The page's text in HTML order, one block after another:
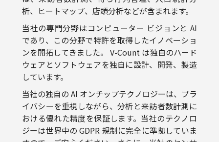
当社の専門分野はコンピューター ビジョンと AI
であり、この分野で特許を取得したイノベーショ
ンを開拓してきました。 V-Count は独自のハード
ウェアとソフトウェアを独自に設計、開発、製造
しています。
当社の独自の AI オンチップテクノロジーは、プラ
イバシーを重視しながら、分析と来訪者数計測に
おける優れた精度を保証します。当社のテクノロ
ジーは世界中の GDPR 規制に完全に準拠していま
すので、ご安心ください。さらに、当社のセンサ
ーには、ユーザーフレンドリーなプラグアンドプ